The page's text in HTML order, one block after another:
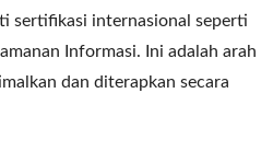
sertifikasi internasional seperti
Informasi. Ini adalah arah
dan diterapkan secara